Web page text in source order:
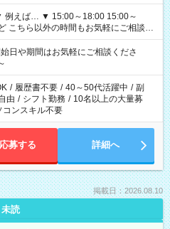
く
や期間はお気軽にご相談くださ
/ 履歴書不要 / 40～50代活躍中 / 副
由 / シフト勤務 / 10名以上の大量募
コンスキル不要
応募する 詳細へ
掲載日：2026.08.10
未読